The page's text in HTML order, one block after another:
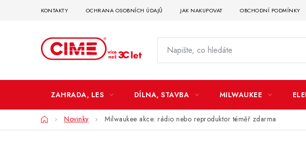
KONTAKTY OCHRANA OSOBNÍCH ÚDAJŮ JAK NAKUPOVAT OBCHODNÍ PODMÍNKY
ZAHRADA, LES DÍLNA, STAVBA MILWAUKEE
DomůNovinky Milwaukee akce: rádio nebo reproduktor téměř zdarma